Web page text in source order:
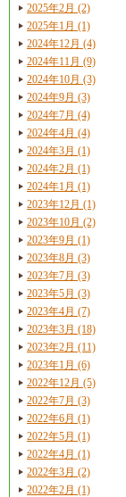
2025年2月 (2)
2025年1月 (1)
2024年12月 (4)
2024年11月 (9)
2024年10月 (3)
2024年9月 (3)
2024年7月 (4)
2024年4月 (4)
2024年3月 (1)
2024年2月 (1)
2024年1月 (1)
2023年12月 (1)
2023年10月 (2)
2023年9月 (1)
2023年8月 (3)
2023年7月 (3)
2023年5月 (3)
2023年4月 (7)
2023年3月 (18)
2023年2月 (11)
2023年1月 (6)
2022年12月 (5)
2022年7月 (3)
2022年6月 (1)
2022年5月 (1)
2022年4月 (1)
2022年3月 (2)
2022年2月 (1)